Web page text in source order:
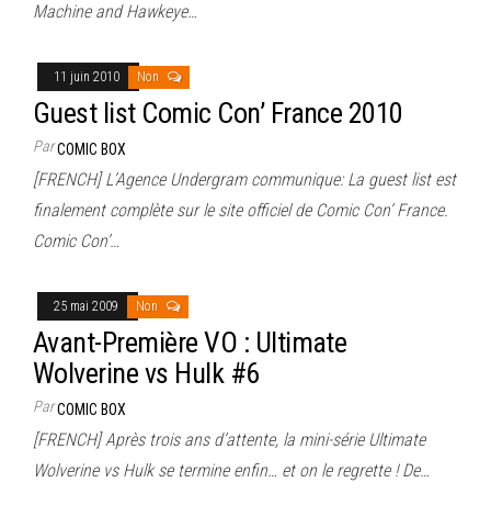
Machine and Hawkeye…
11 juin 2010 Non
Guest list Comic Con’ France 2010
ParCOMIC BOX
[FRENCH] L’Agence Undergram communique: La guest list est
finalement complète sur le site officiel de Comic Con’ France.
Comic Con’…
25 mai 2009 Non
Avant-Première VO : Ultimate
Wolverine vs Hulk #6
ParCOMIC BOX
[FRENCH] Après trois ans d’attente, la mini-série Ultimate
Wolverine vs Hulk se termine enfin… et on le regrette ! De…